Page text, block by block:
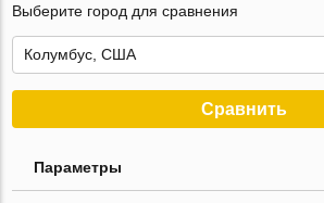
Выберите город для сравнения
Сравнить
Параметры